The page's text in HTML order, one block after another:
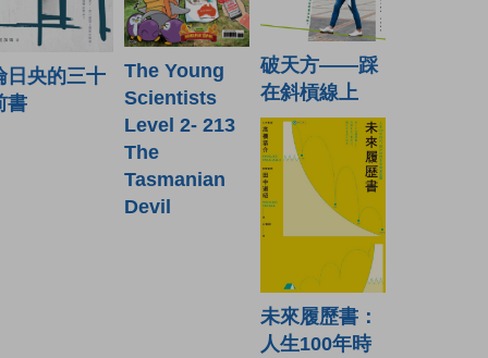
日央的三十
書
The Young
Scientists
Level 2- 213
The
Tasmanian
Devil
破天方——踩
在斜槓線上
未來履歷書：
人生100年時